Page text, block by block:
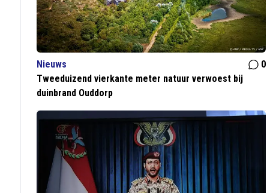
Nieuws
0
Tweeduizend vierkante meter natuur verwoest bij
duinbrand Ouddorp